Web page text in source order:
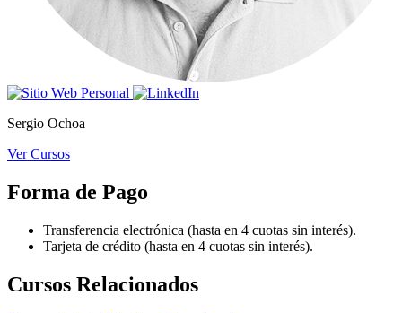
Sergio Ochoa
Ver Cursos
Forma de Pago
Transferencia electrónica (hasta en 4 cuotas sin interés).
Tarjeta de crédito (hasta en 4 cuotas sin interés).
Cursos Relacionados